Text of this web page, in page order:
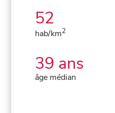
52
hab/km2
39 ans
âge médian